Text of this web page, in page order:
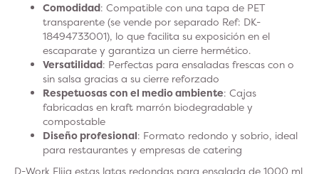
Comodidad: Compatible con una tapa de PET
transparente (se vende por separado Ref: DK-
18494733001), lo que facilita su exposición en el
escaparate y garantiza un cierre hermético.
Versatilidad: Perfectas para ensaladas frescas con o
sin salsa gracias a su cierre reforzado
Respetuosas con el medio ambiente: Cajas
fabricadas en kraft marrón biodegradable y
compostable
Diseño profesional: Formato redondo y sobrio, ideal
para restaurantes y empresas de catering
D-Work Elija estas latas redondas para ensalada de 1000 ml